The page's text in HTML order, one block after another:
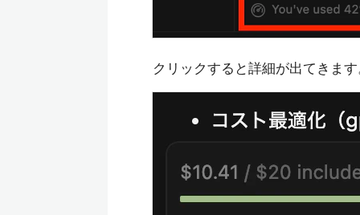
クリックすると詳細が出てきま